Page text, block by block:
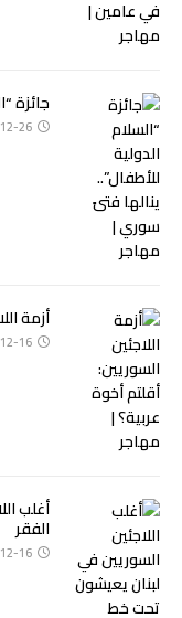
جائزة
26
أزمة
16
أغلب
الفقر
16